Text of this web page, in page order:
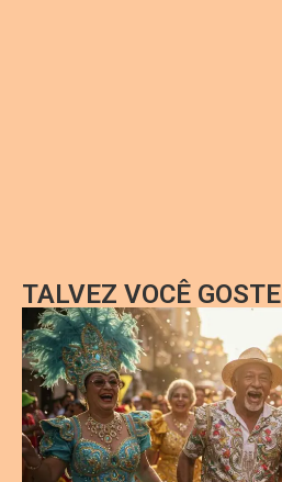
TALVEZ VOCÊ GOSTE